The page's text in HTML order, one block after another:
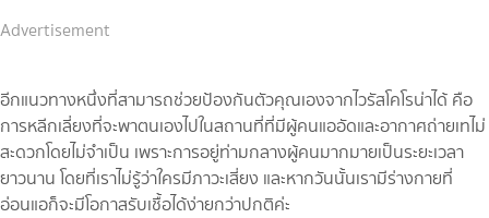
Advertisement
อีกแนวทางหนึ่งที่สามารถช่วยป้องกันตัวคุณเองจากไวรัสโคโรน่าได้ คือ
การหลีกเลี่ยงที่จะพาตนเองไปในสถานที่ที่มีผู้คนแออัดและอากาศถ่ายเทไม่
สะดวกโดยไม่จำเป็น เพราะการอยู่ท่ามกลางผู้คนมากมายเป็นระยะเวลา
ยาวนาน โดยที่เราไม่รู้ว่าใครมีภาวะเสี่ยง และหากวันนั้นเรามีร่างกายที่
อ่อนแอก็จะมีโอกาสรับเชื้อได้ง่ายกว่าปกติค่ะ